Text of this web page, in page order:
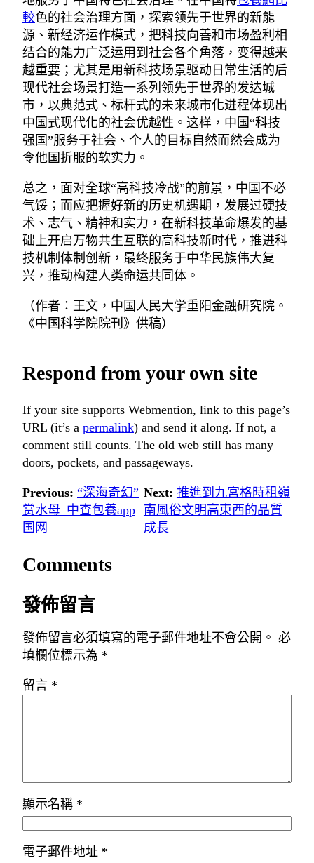
較色的社会治理方面，探索领先于世界的新能
源、新经济运作模式，把科技向善和市场盈利相
结合的能力广泛运用到社会各个角落，变得越来
越重要；尤其是用新科技场景驱动日常生活的后
现代社会场景打造一系列领先于世界的发达城
市，以典范式、标杆式的未来城市化进程体现出
中国式现代化的社会优越性。这样，中国“科技
强国”服务于社会、个人的目标自然而然会成为
令他国折服的软实力。
总之，面对全球“高科技冷战”的前景，中国不必
气馁；而应把握好新的历史机遇期，发展过硬技
术、志气、精神和实力，在新科技革命爆发的基
础上开启万物共生互联的高科技新时代，推进科
技机制体制创新，最终服务于中华民族伟大复
兴，推动构建人类命运共同体。
（作者：王文，中国人民大学重阳金融研究院。
《中国科学院院刊》供稿）
Respond from your own site
If your site supports Webmention, link to this page’s
URL (it’s a permalink) and send it along. If not, a
comment still counts. The old web still has many
doors, pockets, and passageways.
Previous: “深海奇幻”
赏水母_中查包養app
国网
Next: 推進到九宮格時租嶺
南風俗文明高東西的品質
成長
Comments
發佈留言
發佈留言必須填寫的電子郵件地址不會公開。 必
填欄位標示為 *
留言 *
顯示名稱 *
電子郵件地址 *